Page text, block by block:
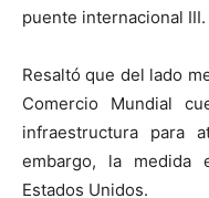
puente internacional III.
Resaltó que del lado
Comercio Mundial
infraestructura para
embargo, la medida
Estados Unidos.